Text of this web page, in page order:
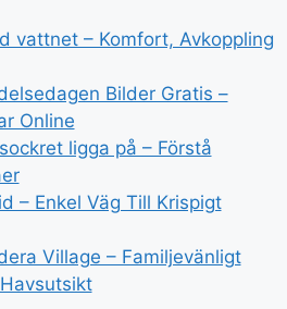
vattnet – Komfort, Avkoppling
Bilder Gratis –
Online
ligga på – Förstå
– Enkel Väg Till Krispigt
Village – Familjevänligt